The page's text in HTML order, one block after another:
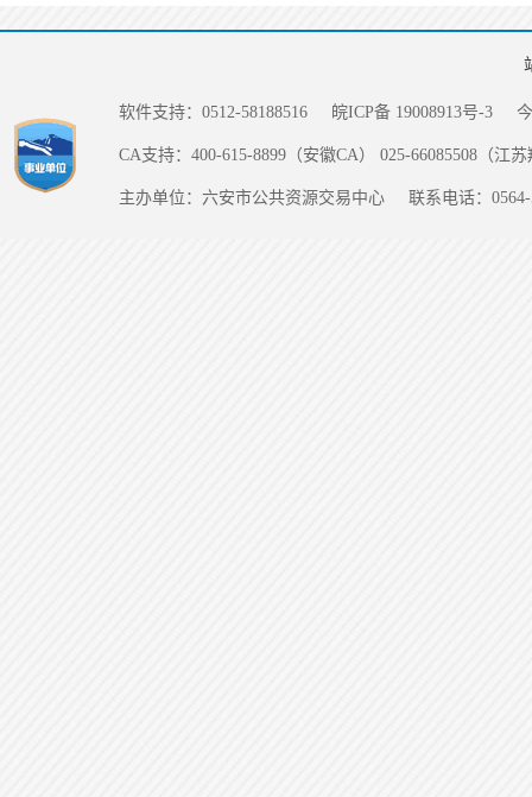
软件支持：0512-58188516 皖ICP备 19008913号-3
CA支持：400-615-8899（安徽CA） 025-66085508（江
主办单位：六安市公共资源交易中心 联系电话：0564-